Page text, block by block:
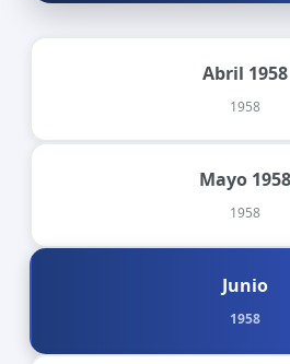
Abril 1958
1958
Mayo 1958
1958
Junio
1958